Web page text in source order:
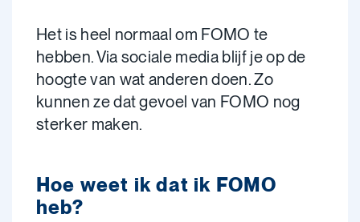
Het is heel normaal om FOMO te
hebben. Via sociale media blijf je op de
hoogte van wat anderen doen. Zo
kunnen ze dat gevoel van FOMO nog
sterker maken.
Hoe weet ik dat ik FOMO
heb?